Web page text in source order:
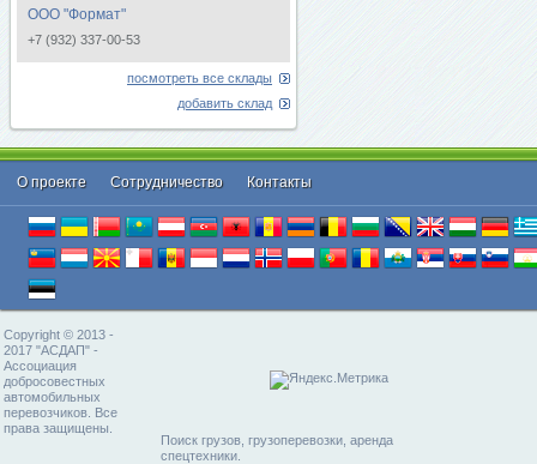
ООО "Формат"
+7 (932) 337-00-53
посмотреть все склады
добавить склад
О проекте Cотрудничество Контакты
Copyright © 2013 -
2017 "АСДАП" -
Ассоциация
добросовестных
автомобильных
перевозчиков. Все
права защищены.
Поиск грузов, грузоперевозки, аренда
спецтехники.